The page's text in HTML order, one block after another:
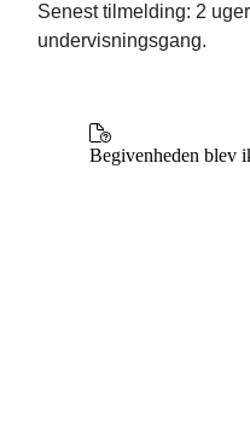
Senest tilmelding: 2
undervisningsgang.